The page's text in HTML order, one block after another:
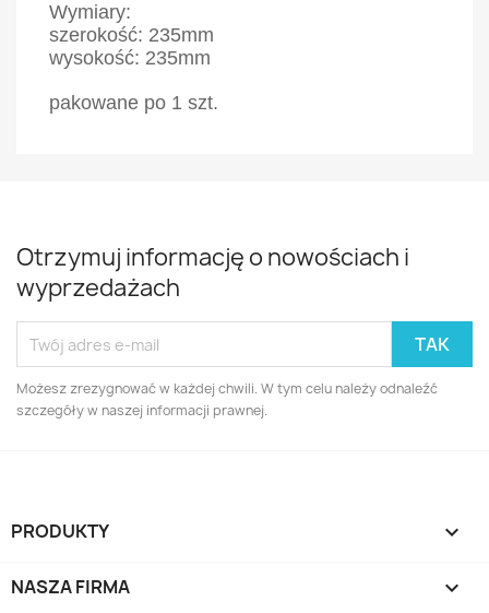
Wymiary:
szerokość: 235mm
wysokość: 235mm
pakowane po 1 szt.
Otrzymuj informację o nowościach i
wyprzedażach
Możesz zrezygnować w każdej chwili. W tym celu należy odnaleźć
szczegóły w naszej informacji prawnej.
PRODUKTY 
NASZA FIRMA 